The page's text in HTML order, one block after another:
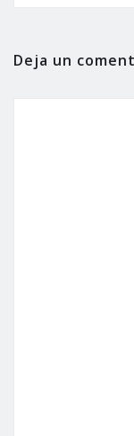
Deja un